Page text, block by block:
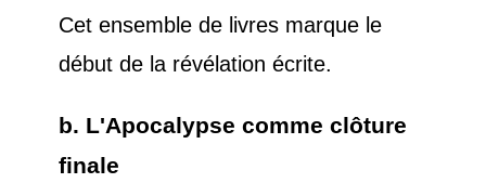
Cet ensemble de livres marque le
début de la révélation écrite.
b. L'Apocalypse comme clôture
finale